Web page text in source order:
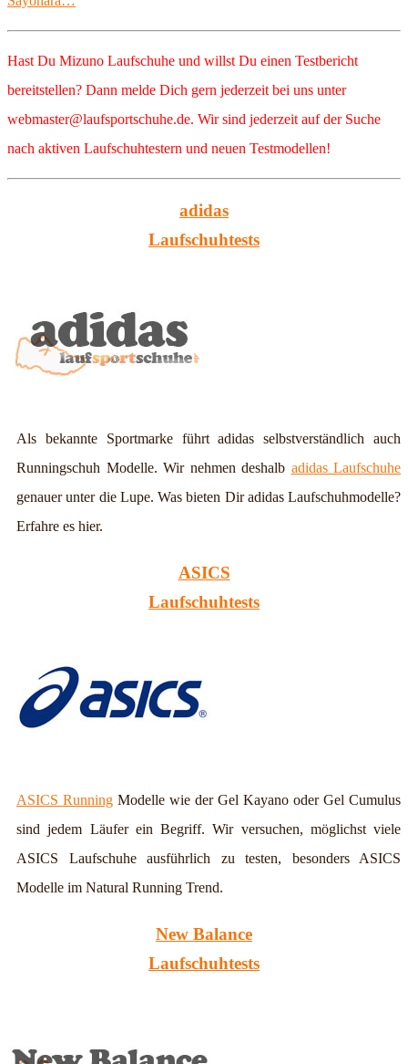
Hast Du Mizuno Laufschuhe und willst Du einen Testbericht
bereitstellen? Dann melde Dich gern jederzeit bei uns unter
webmaster@laufsportschuhe.de. Wir sind jederzeit auf der Suche
nach aktiven Laufschuhtestern und neuen Testmodellen!
adidas
Laufschuhtests
Als bekannte Sportmarke führt adidas selbstverständlich auch
Runningschuh Modelle. Wir nehmen deshalb adidas Laufschuhe
genauer unter die Lupe. Was bieten Dir adidas Laufschuhmodelle?
Erfahre es hier.
ASICS
Laufschuhtests
ASICS Running Modelle wie der Gel Kayano oder Gel Cumulus
sind jedem Läufer ein Begriff. Wir versuchen, möglichst viele
ASICS Laufschuhe ausführlich zu testen, besonders ASICS
Modelle im Natural Running Trend.
New Balance
Laufschuhtests